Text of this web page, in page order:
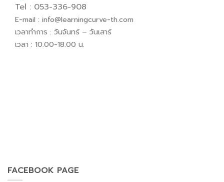
Tel : 053-336-908
E-mail : info@learningcurve-th.com
เวลาทำการ : วันจันทร์ – วันเสาร์
เวลา : 10.00-18.00 น.
FACEBOOK PAGE